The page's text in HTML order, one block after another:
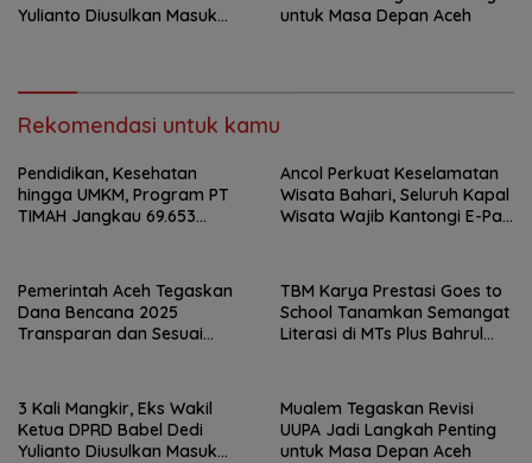
Yulianto Diusulkan Masuk
untuk Masa Depan Aceh
Rekomendasi untuk kamu
Pendidikan, Kesehatan
hingga UMKM, Program PT
TIMAH Jangkau 69.653
Ancol Perkuat Keselamatan
Wisata Bahari, Seluruh Kapal
Wisata Wajib Kantongi E-Pas
Pemerintah Aceh Tegaskan
Dana Bencana 2025
Transparan dan Sesuai
TBM Karya Prestasi Goes to
School Tanamkan Semangat
Literasi di MTs Plus Bahrul
3 Kali Mangkir, Eks Wakil
Ketua DPRD Babel Dedi
Yulianto Diusulkan Masuk
Mualem Tegaskan Revisi
UUPA Jadi Langkah Penting
untuk Masa Depan Aceh